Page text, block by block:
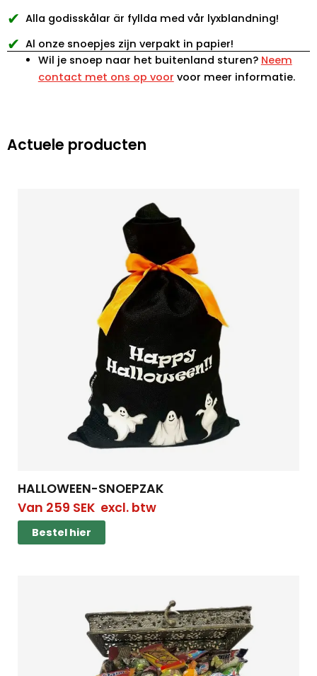
✔ Alla godisskålar är fyllda med vår lyxblandning!
✔ Al onze snoepjes zijn verpakt in papier!
Wil je snoep naar het buitenland sturen? Neem
contact met ons op voor voor meer informatie.
Actuele producten
HALLOWEEN-SNOEPZAK
Van 259 SEKexcl. btw
Bestel hier